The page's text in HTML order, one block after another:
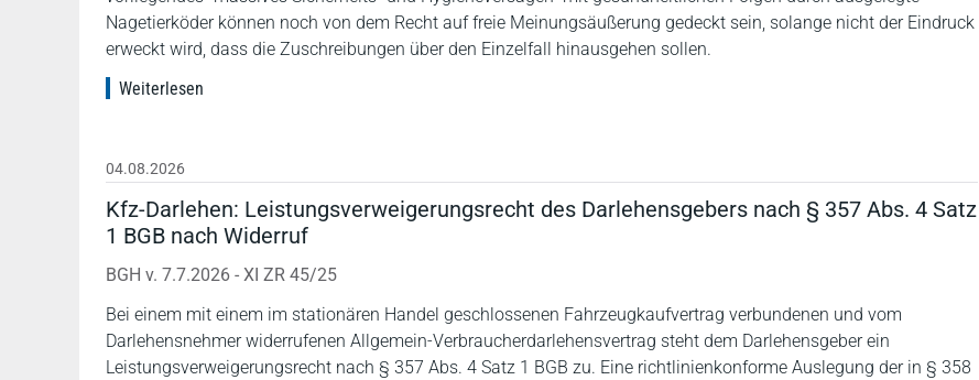
Nagetierköder können noch von dem Recht auf freie Meinungsäußerung gedeckt sein, solange nicht der Eindruck
erweckt wird, dass die Zuschreibungen über den Einzelfall hinausgehen sollen.
Weiterlesen
04.08.2026
Kfz-Darlehen: Leistungsverweigerungsrecht des Darlehensgebers nach § 357 Abs. 4 Satz
1 BGB nach Widerruf
BGH v. 7.7.2026 - XI ZR 45/25
Bei einem mit einem im stationären Handel geschlossenen Fahrzeugkaufvertrag verbundenen und vom
Darlehensnehmer widerrufenen Allgemein-Verbraucherdarlehensvertrag steht dem Darlehensgeber ein
Leistungsverweigerungsrecht nach § 357 Abs. 4 Satz 1 BGB zu. Eine richtlinienkonforme Auslegung der in § 358